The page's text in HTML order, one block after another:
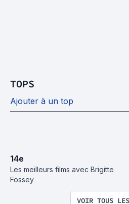
TOPS
Ajouter à un top
14e
Les meilleurs films avec Brigitte
Fossey
VOIR TOUS